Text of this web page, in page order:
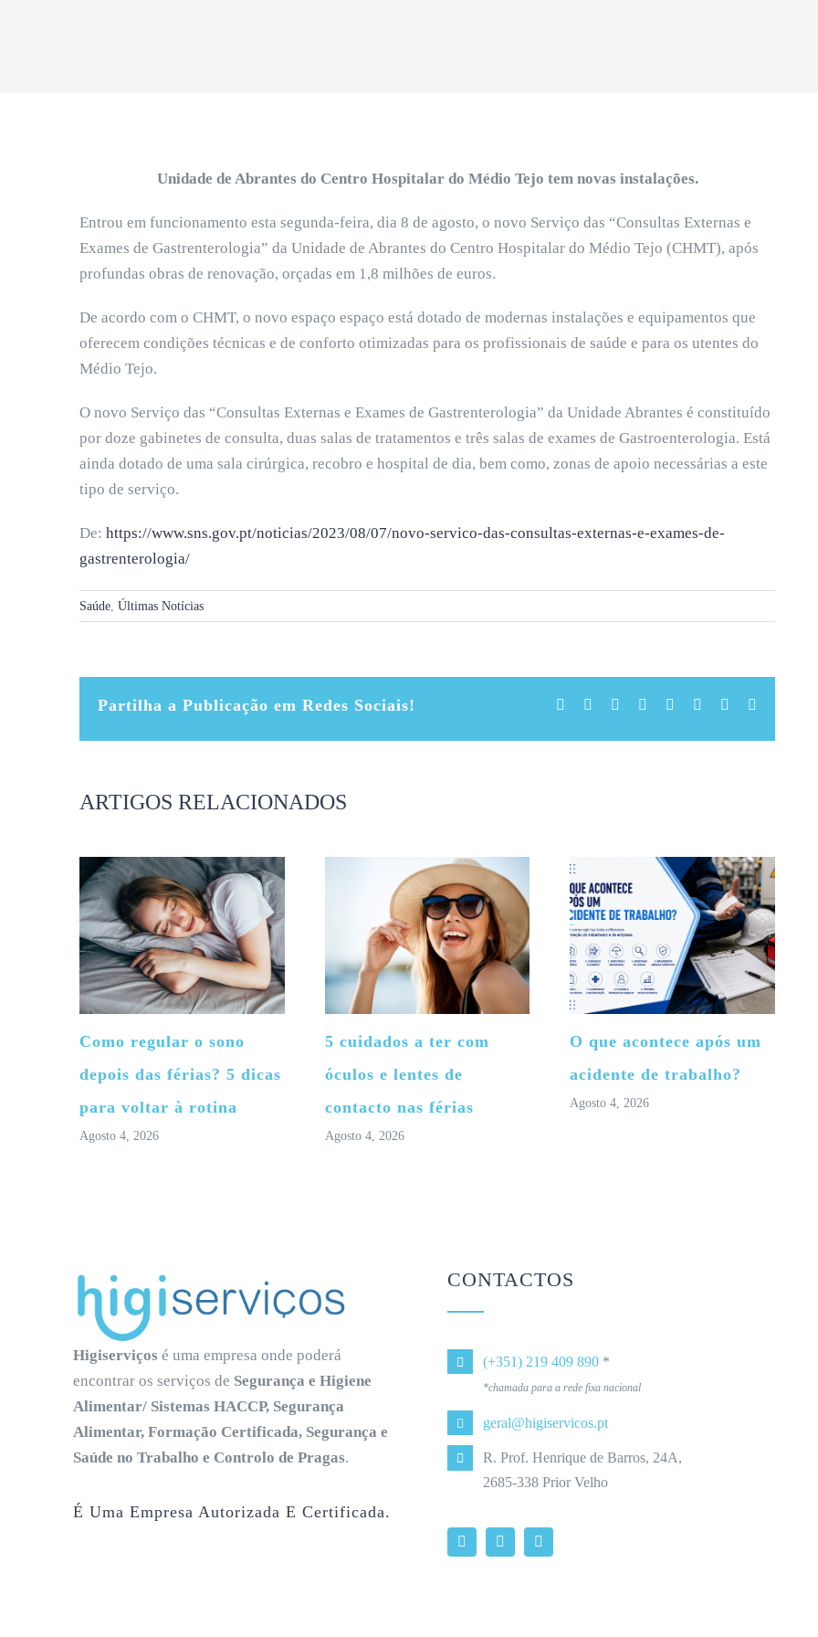
Unidade de Abrantes do Centro Hospitalar do Médio Tejo tem novas instalações.
Entrou em funcionamento esta segunda-feira, dia 8 de agosto, o novo Serviço das “Consultas Externas e
Exames de Gastrenterologia” da Unidade de Abrantes do Centro Hospitalar do Médio Tejo (CHMT), após
profundas obras de renovação, orçadas em 1,8 milhões de euros.
De acordo com o CHMT, o novo espaço espaço está dotado de modernas instalações e equipamentos que
oferecem condições técnicas e de conforto otimizadas para os profissionais de saúde e para os utentes do
Médio Tejo.
O novo Serviço das “Consultas Externas e Exames de Gastrenterologia” da Unidade Abrantes é constituído
por doze gabinetes de consulta, duas salas de tratamentos e três salas de exames de Gastroenterologia. Está
ainda dotado de uma sala cirúrgica, recobro e hospital de dia, bem como, zonas de apoio necessárias a este
tipo de serviço.
De: https://www.sns.gov.pt/noticias/2023/08/07/novo-servico-das-consultas-externas-e-exames-de-
gastrenterologia/
Saúde, Últimas Notícias
Partilha a Publicação em Redes Sociais! Facebook Reddit LinkedIn
TumblrPinterest
ARTIGOS RELACIONADOS
Como regular o sono
depois das férias? 5 dicas
para voltar à rotina
Agosto 4, 2026
5 cuidados a ter com
óculos e lentes de
contacto nas férias
Agosto 4, 2026
O que acontece após um
acidente de trabalho?
Agosto 4, 2026
Higiserviços é uma empresa onde poderá
encontrar os serviços de Segurança e Higiene
Alimentar/ Sistemas HACCP, Segurança
Alimentar, Formação Certificada, Segurança e
Saúde no Trabalho e Controlo de Pragas.
É Uma Empresa Autorizada E Certificada.
CONTACTOS
(+351) 219 409 890*
*chamada para a rede fixa nacional
geral@higiservicos.pt
R. Prof. Henrique de Barros, 24A,
2685-338 Prior Velho